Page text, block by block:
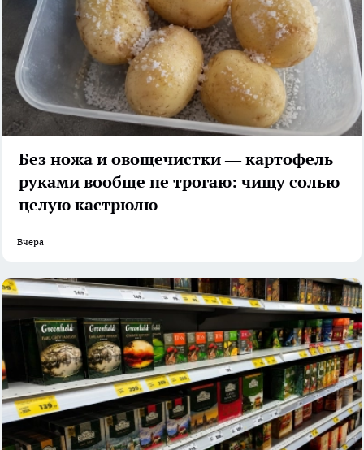
Без ножа и овощечистки — картофель
руками вообще не трогаю: чищу солью
целую кастрюлю
Вчера